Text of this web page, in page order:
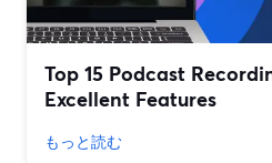
Top 15 Podcast
Excellent Features
もっと読む